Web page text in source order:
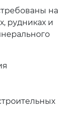
на
рудниках и